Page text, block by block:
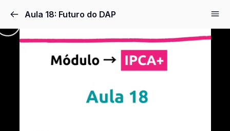
Aula 18: Futuro do DAP